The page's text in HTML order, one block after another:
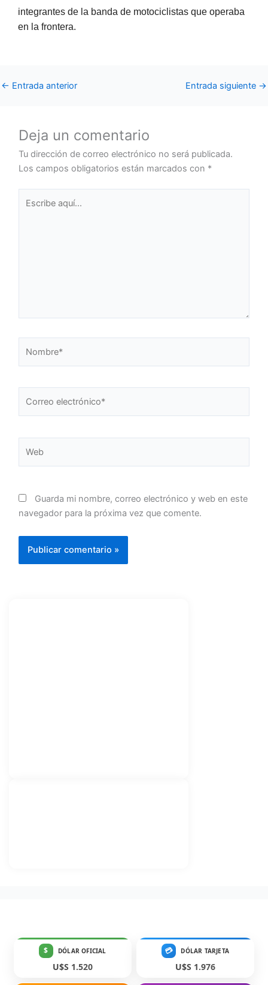
integrantes de la banda de motociclistas que operaba
en la frontera.
← Entrada anterior Entrada siguiente →
Deja un comentario
Tu dirección de correo electrónico no será publicada.
Los campos obligatorios están marcados con *
aquí...
electrónico*
Guarda mi nombre, correo electrónico y web en este
navegador para la próxima vez que comente.
$ DÓLAR OFICIAL
U$S 1.520
💳 DÓLAR TARJETA
U$S 1.976